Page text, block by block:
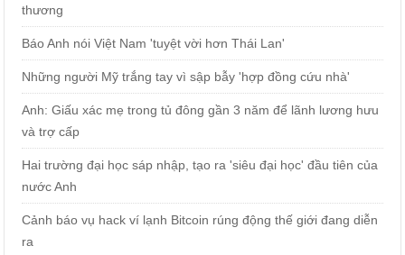
thương
Báo Anh nói Việt Nam 'tuyệt vời hơn Thái Lan'
Những người Mỹ trắng tay vì sập bẫy 'hợp đồng cứu nhà'
Anh: Giấu xác mẹ trong tủ đông gần 3 năm để lãnh lương hưu
và trợ cấp
Hai trường đại học sáp nhập, tạo ra 'siêu đại học' đầu tiên của
nước Anh
Cảnh báo vụ hack ví lạnh Bitcoin rúng động thế giới đang diễn
ra